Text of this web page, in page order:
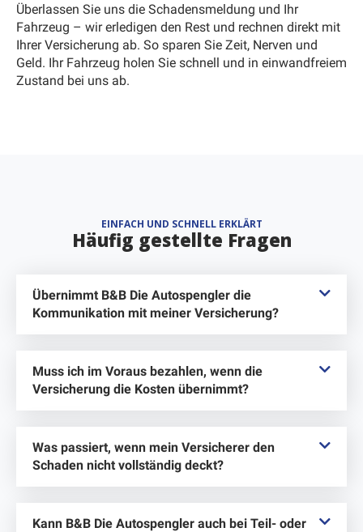
Überlassen Sie uns die Schadensmeldung und Ihr
Fahrzeug – wir erledigen den Rest und rechnen direkt mit
Ihrer Versicherung ab. So sparen Sie Zeit, Nerven und
Geld. Ihr Fahrzeug holen Sie schnell und in einwandfreiem
Zustand bei uns ab.
EINFACH UND SCHNELL ERKLÄRT
Häufig gestellte Fragen
Übernimmt B&B Die Autospengler die
Kommunikation mit meiner Versicherung?
Muss ich im Voraus bezahlen, wenn die
Versicherung die Kosten übernimmt?
Was passiert, wenn mein Versicherer den
Schaden nicht vollständig deckt?
Kann B&B Die Autospengler auch bei Teil- oder